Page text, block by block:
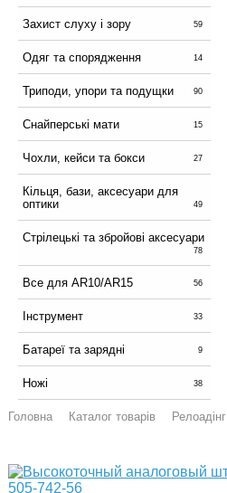
Захист слуху і зору 59
Одяг та спорядження 14
Триподи, упори та подущки 90
Снайперські мати 15
Чохли, кейси та бокси 27
Кільця, бази, аксесуари для
оптики
49
Стрілецькі та збройові аксесуари
78
Все для AR10/AR15 56
Інструмент 33
Батареї та зарядні 9
Ножі 38
Головна Каталог товарів Релоадінг